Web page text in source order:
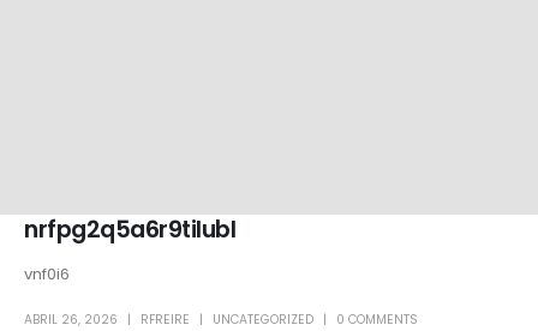
nrfpg2q5a6r9tilubl
vnf0i6
ABRIL 26, 2026 RFREIRE UNCATEGORIZED 0 COMMENTS